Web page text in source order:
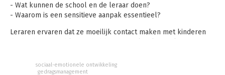
- Wat kunnen de school en de leraar doen?
- Waarom is een sensitieve aanpak essentieel?
Leraren ervaren dat ze moeilijk contact maken met kinderen
Straffen en belonen lijken niet te werken, deze leerlingen
kunnen nauwelijks aan de gestelde eisen voldoen.
gedragsmanagement
sociaal-emotionele ontwikkeling